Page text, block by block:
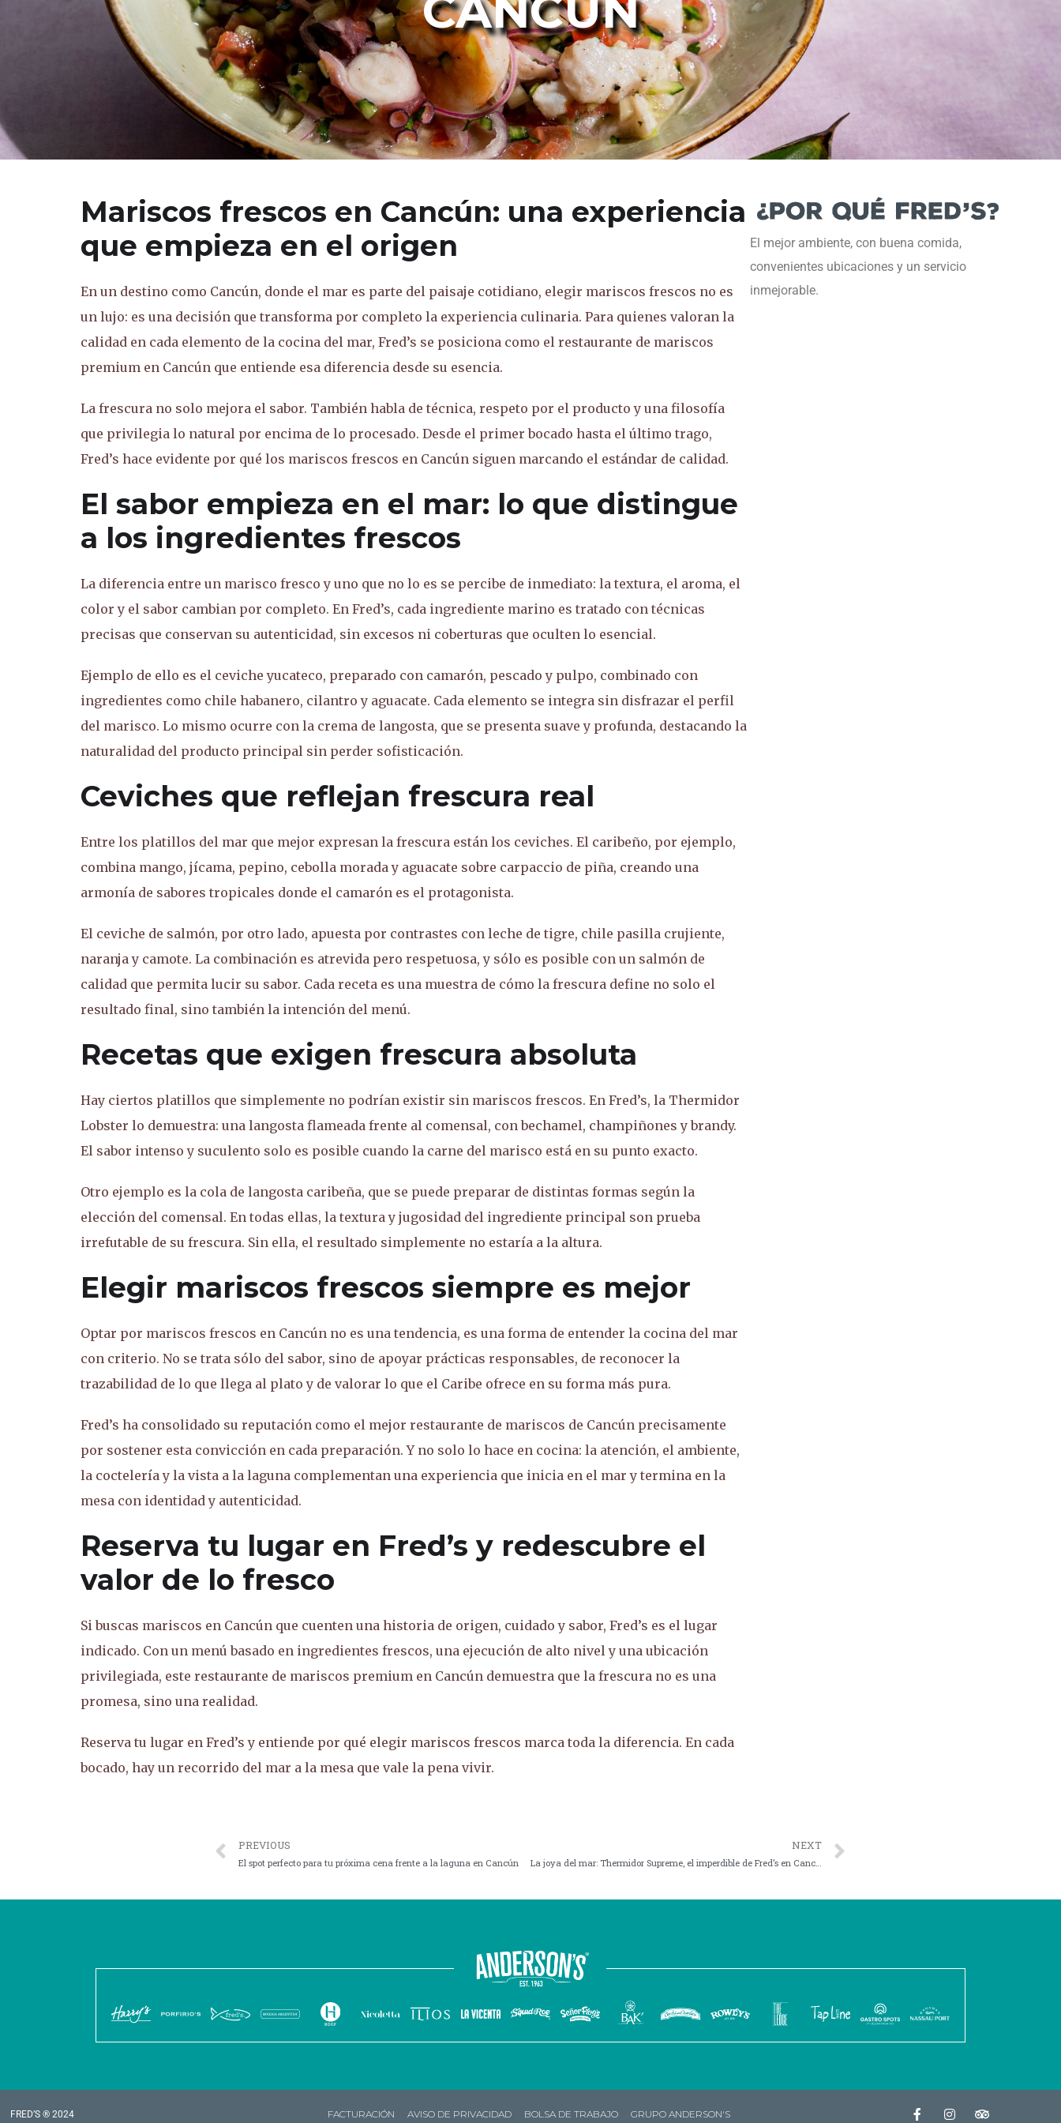
Mariscos frescos en Cancún: una experiencia
que empieza en el origen
En un destino como Cancún, donde el mar es parte del paisaje cotidiano, elegir mariscos frescos no es
un lujo: es una decisión que transforma por completo la experiencia culinaria. Para quienes valoran la
calidad en cada elemento de la cocina del mar, Fred’s se posiciona como el restaurante de mariscos
premium en Cancún que entiende esa diferencia desde su esencia.
La frescura no solo mejora el sabor. También habla de técnica, respeto por el producto y una filosofía
que privilegia lo natural por encima de lo procesado. Desde el primer bocado hasta el último trago,
Fred’s hace evidente por qué los mariscos frescos en Cancún siguen marcando el estándar de calidad.
El sabor empieza en el mar: lo que distingue
a los ingredientes frescos
La diferencia entre un marisco fresco y uno que no lo es se percibe de inmediato: la textura, el aroma, el
color y el sabor cambian por completo. En Fred’s, cada ingrediente marino es tratado con técnicas
precisas que conservan su autenticidad, sin excesos ni coberturas que oculten lo esencial.
Ejemplo de ello es el ceviche yucateco, preparado con camarón, pescado y pulpo, combinado con
ingredientes como chile habanero, cilantro y aguacate. Cada elemento se integra sin disfrazar el perfil
del marisco. Lo mismo ocurre con la crema de langosta, que se presenta suave y profunda, destacando la
naturalidad del producto principal sin perder sofisticación.
Ceviches que reflejan frescura real
Entre los platillos del mar que mejor expresan la frescura están los ceviches. El caribeño, por ejemplo,
combina mango, jícama, pepino, cebolla morada y aguacate sobre carpaccio de piña, creando una
armonía de sabores tropicales donde el camarón es el protagonista.
El ceviche de salmón, por otro lado, apuesta por contrastes con leche de tigre, chile pasilla crujiente,
naranja y camote. La combinación es atrevida pero respetuosa, y sólo es posible con un salmón de
calidad que permita lucir su sabor. Cada receta es una muestra de cómo la frescura define no solo el
resultado final, sino también la intención del menú.
Recetas que exigen frescura absoluta
Hay ciertos platillos que simplemente no podrían existir sin mariscos frescos. En Fred’s, la Thermidor
Lobster lo demuestra: una langosta flameada frente al comensal, con bechamel, champiñones y brandy.
El sabor intenso y suculento solo es posible cuando la carne del marisco está en su punto exacto.
Otro ejemplo es la cola de langosta caribeña, que se puede preparar de distintas formas según la
elección del comensal. En todas ellas, la textura y jugosidad del ingrediente principal son prueba
irrefutable de su frescura. Sin ella, el resultado simplemente no estaría a la altura.
Elegir mariscos frescos siempre es mejor
Optar por mariscos frescos en Cancún no es una tendencia, es una forma de entender la cocina del mar
con criterio. No se trata sólo del sabor, sino de apoyar prácticas responsables, de reconocer la
trazabilidad de lo que llega al plato y de valorar lo que el Caribe ofrece en su forma más pura.
Fred’s ha consolidado su reputación como el mejor restaurante de mariscos de Cancún precisamente
por sostener esta convicción en cada preparación. Y no solo lo hace en cocina: la atención, el ambiente,
la coctelería y la vista a la laguna complementan una experiencia que inicia en el mar y termina en la
mesa con identidad y autenticidad.
Reserva tu lugar en Fred’s y redescubre el
valor de lo fresco
Si buscas mariscos en Cancún que cuenten una historia de origen, cuidado y sabor, Fred’s es el lugar
indicado. Con un menú basado en ingredientes frescos, una ejecución de alto nivel y una ubicación
privilegiada, este restaurante de mariscos premium en Cancún demuestra que la frescura no es una
promesa, sino una realidad.
Reserva tu lugar en Fred’s y entiende por qué elegir mariscos frescos marca toda la diferencia. En cada
bocado, hay un recorrido del mar a la mesa que vale la pena vivir.
El mejor ambiente, con buena comida,
convenientes ubicaciones y un servicio
inmejorable.
PREVIOUS
El spot perfecto para tu próxima cena frente a la laguna en Cancún
NEXT
La joya del mar: Thermidor Supreme, el imperdible de Fred’s en Cancún
FRED’S ® 2024 FACTURACIÓN AVISO DE PRIVACIDAD BOLSA DE TRABAJO GRUPO ANDERSON'S